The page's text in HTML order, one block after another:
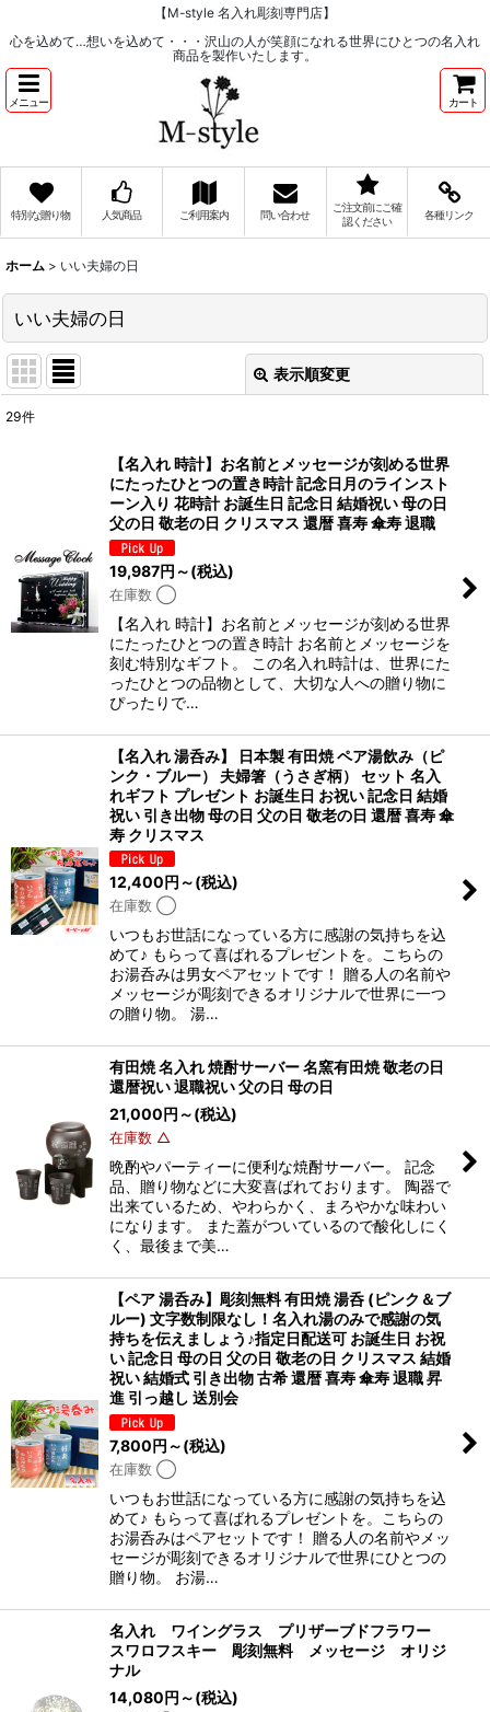
【M-style 名入れ彫刻専門店】
心を込めて…想いを込めて・・・沢山の人が笑顔になれる世界にひとつの名入れ
商品を製作いたします。
メニュー カート
特別な贈り物 人気商品 ご利用案内 問い合わせ
ご注文前にご確
認ください
各種リンク
ホーム > いい夫婦の日
いい夫婦の日
表示順変更
29件
【名入れ 時計】お名前とメッセージが刻める世界
にたったひとつの置き時計 記念日月のラインスト
ーン入り 花時計 お誕生日 記念日 結婚祝い 母の日
父の日 敬老の日 クリスマス 還暦 喜寿 傘寿 退職
19,987円 ～(税込)
在庫数 ◯
【名入れ 時計】お名前とメッセージが刻める世界
にたったひとつの置き時計 お名前とメッセージを
刻む特別なギフト。 この名入れ時計は、世界にた
ったひとつの品物として、大切な人への贈り物に
ぴったりで…
【名入れ 湯呑み】 日本製 有田焼 ペア湯飲み（ピ
ンク・ブルー） 夫婦箸（うさぎ柄） セット 名入
れギフト プレゼント お誕生日 お祝い 記念日 結婚
祝い 引き出物 母の日 父の日 敬老の日 還暦 喜寿 傘
寿 クリスマス
12,400円 ～(税込)
在庫数 ◯
いつもお世話になっている方に感謝の気持ちを込
めて♪ もらって喜ばれるプレゼントを。こちらの
お湯呑みは男女ペアセットです！ 贈る人の名前や
メッセージが彫刻できるオリジナルで世界に一つ
の贈り物。 湯…
有田焼 名入れ 焼酎サーバー 名窯有田焼 敬老の日
還暦祝い 退職祝い 父の日 母の日
21,000円 ～(税込)
在庫数 △
晩酌やパーティーに便利な焼酎サーバー。 記念
品、贈り物などに大変喜ばれております。 陶器で
出来ているため、やわらかく、まろやかな味わい
になります。 また蓋がついているので酸化しにく
く、最後まで美…
【ペア 湯呑み】彫刻無料 有田焼 湯呑 (ピンク＆ブ
ルー) 文字数制限なし！名入れ湯のみで感謝の気
持ちを伝えましょう♪指定日配送可 お誕生日 お祝
い 記念日 母の日 父の日 敬老の日 クリスマス 結婚
祝い 結婚式 引き出物 古希 還暦 喜寿 傘寿 退職 昇
進 引っ越し 送別会
7,800円 ～(税込)
在庫数 ◯
いつもお世話になっている方に感謝の気持ちを込
めて♪ もらって喜ばれるプレゼントを。こちらの
お湯呑みはペアセットです！ 贈る人の名前やメッ
セージが彫刻できるオリジナルで世界にひとつの
贈り物。 お湯…
名入れ ワイングラス プリザーブドフラワー
スワロフスキー 彫刻無料 メッセージ オリジ
ナル
14,080円 ～(税込)